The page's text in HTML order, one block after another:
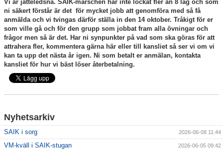
För ledare
SAIK-shopen
Elljusspår
Stödmedlem
Vi är jätteledsna. SAIK-marschen har inte lockat fler än 8 lag och som
ni säkert förstår är det för mycket jobb att genomföra med så få
anmälda och vi tvingas därför ställa in den 14 oktober. Tråkigt för er
som ville gå och för den grupp som jobbat fram alla övningar och
frågor men så är det. Har ni synpunkter på vad som ska göras för att
attrahera fler, kommentera gärna här eller till kansliet så ser vi om vi
kan ta upp det nästa år igen. Ni som betalt er anmälan, kontakta
kansliet för hur vi bäst löser återbetalning.
Nyhetsarkiv
SAIK i sorg 2026-06-08 11:44
VM-kväll i SAIK-stugan 2026-06-05 09:42